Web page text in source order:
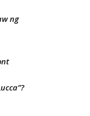
ng